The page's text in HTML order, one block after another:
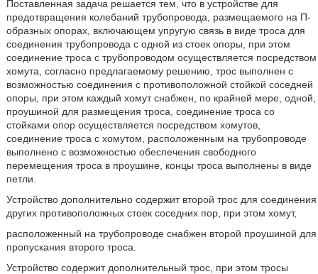
Поставленная задача решается тем, что в устройстве для
предотвращения колебаний трубопровода, размещаемого на П-
образных опорах, включающем упругую связь в виде троса для
соединения трубопровода с одной из стоек опоры, при этом
соединение троса с трубопроводом осуществляется посредством
хомута, согласно предлагаемому решению, трос выполнен с
возможностью соединения с противоположной стойкой соседней
опоры, при этом каждый хомут снабжен, по крайней мере, одной,
проушиной для размещения троса, соединение троса со
стойками опор осуществляется посредством хомутов,
соединение троса с хомутом, расположенным на трубопроводе
выполнено с возможностью обеспечения свободного
перемещения троса в проушине, концы троса выполнены в виде
петли.
Устройство дополнительно содержит второй трос для соединения
других противоположных стоек соседних пор, при этом хомут,
расположенный на трубопроводе снабжен второй проушиной для
пропускания второго троса.
Устройство содержит дополнительный трос, при этом тросы